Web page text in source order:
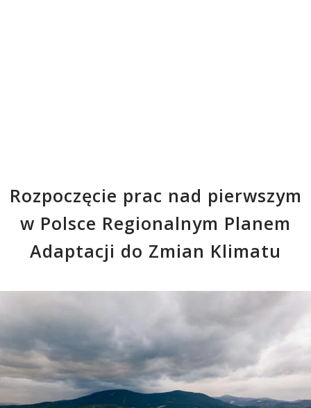
Rozpoczęcie prac nad pierwszym
w Polsce Regionalnym Planem
Adaptacji do Zmian Klimatu